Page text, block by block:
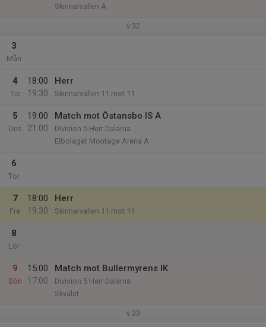
Skinnarvallen A
v.32
3
Mån
4
Tis
18:00
19:30
Herr
Skinnarvallen 11 mot 11
5
Ons
19:00
21:00
Match mot Östansbo IS A
Division 5 Herr Dalarna
Elbolaget Montage Arena A
6
Tor
7
Fre
18:00
19:30
Herr
Skinnarvallen 11 mot 11
8
Lör
9
Sön
15:00
17:00
Match mot Bullermyrens IK
Division 5 Herr Dalarna
Skvalet
v.33